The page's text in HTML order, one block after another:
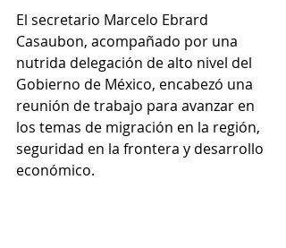
El secretario Marcelo Ebrard
Casaubon, acompañado por una
nutrida delegación de alto nivel del
Gobierno de México, encabezó una
reunión de trabajo para avanzar en
los temas de migración en la región,
seguridad en la frontera y desarrollo
económico.